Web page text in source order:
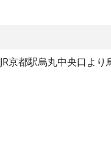
JR京都駅烏丸中央口よ